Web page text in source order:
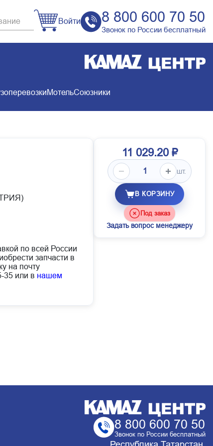
Войти 8 800 600 70 50
Звонок по России бесплатный
МотельСоюзники
по всей России
запчасти в
на почту
35 или в нашем
11 029.20 ₽
шт.
В КОРЗИНУ
Под заказ
Задать вопрос менеджеру
8 800 600 70 50
Звонок по России бесплатный